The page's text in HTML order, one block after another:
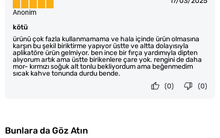
kötü
ürünü çok fazla kullanmamama ve hala içinde ürün olmasına
karşın bu şekil biriktirme yapıyor üstte ve altta dolayısıyla
aplikatöre ürün gelmiyor. ben ince bir fırça yardımıyla dipten
alıyorum artık ama üstte birikenlere çare yok. rengini de daha
mor- kırmızı soğuk alt tonlu bekliyordum ama beğenmedim
sıcak kahve tonunda durdu bende.
Anonim
(0)
(0)
Bunlara da Göz Atın